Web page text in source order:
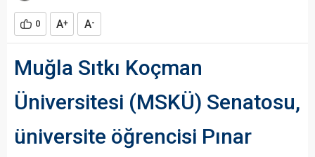
0 A+ A-
Muğla Sıtkı Koçman
Üniversitesi (MSKÜ) Senatosu,
üniversite öğrencisi Pınar